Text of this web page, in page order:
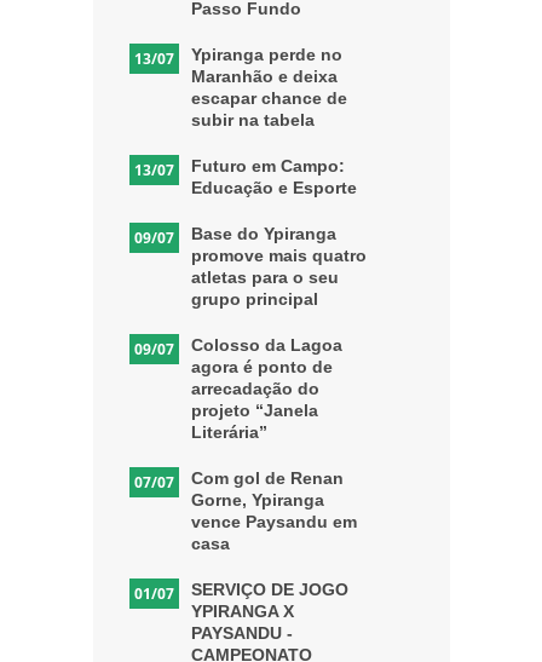
Passo Fundo
13/07
Ypiranga perde no
Maranhão e deixa
escapar chance de
subir na tabela
13/07
Futuro em Campo:
Educação e Esporte
09/07
Base do Ypiranga
promove mais quatro
atletas para o seu
grupo principal
09/07
Colosso da Lagoa
agora é ponto de
arrecadação do
projeto “Janela
Literária”
07/07
Com gol de Renan
Gorne, Ypiranga
vence Paysandu em
casa
01/07
SERVIÇO DE JOGO
YPIRANGA X
PAYSANDU -
CAMPEONATO